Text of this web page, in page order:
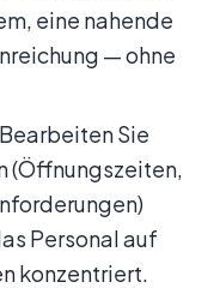
eine nahende
— ohne
Bearbeiten Sie
(Öffnungszeiten,
Personal auf
konzentriert.